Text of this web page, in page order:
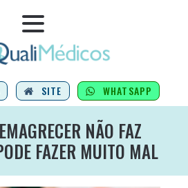
SITE WHATSAPP
NÃO FAZ
FAZER MUITO MAL